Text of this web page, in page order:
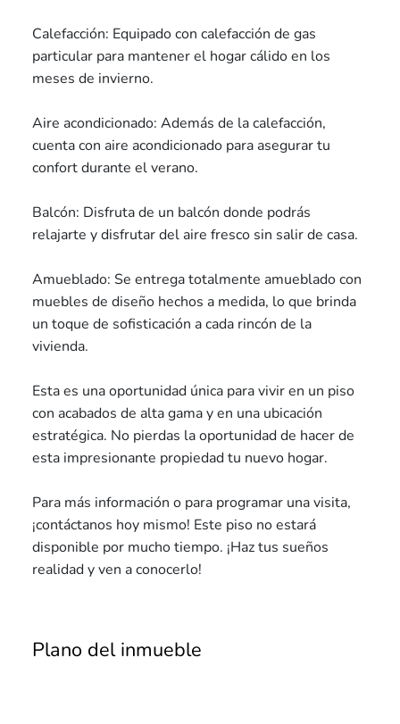
Calefacción: Equipado con calefacción de gas
particular para mantener el hogar cálido en los
meses de invierno.
Aire acondicionado: Además de la calefacción,
cuenta con aire acondicionado para asegurar tu
confort durante el verano.
Balcón: Disfruta de un balcón donde podrás
relajarte y disfrutar del aire fresco sin salir de casa.
Amueblado: Se entrega totalmente amueblado con
muebles de diseño hechos a medida, lo que brinda
un toque de sofisticación a cada rincón de la
vivienda.
Esta es una oportunidad única para vivir en un piso
con acabados de alta gama y en una ubicación
estratégica. No pierdas la oportunidad de hacer de
esta impresionante propiedad tu nuevo hogar.
Para más información o para programar una visita,
¡contáctanos hoy mismo! Este piso no estará
disponible por mucho tiempo. ¡Haz tus sueños
realidad y ven a conocerlo!
Plano del inmueble